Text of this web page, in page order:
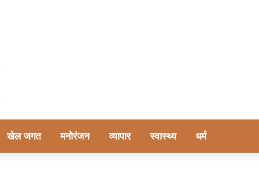
खेल जगत मनोरंजन व्यापार स्वास्थ्य धर्म